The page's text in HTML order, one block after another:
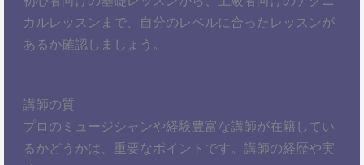
カルレッスンまで、自分のレベルに合ったレッスンが
あるか確認しましょう。
講師の質
プロのミュージシャンや経験豊富な講師が在籍してい
るかどうかは、重要なポイントです。講師の経歴や実